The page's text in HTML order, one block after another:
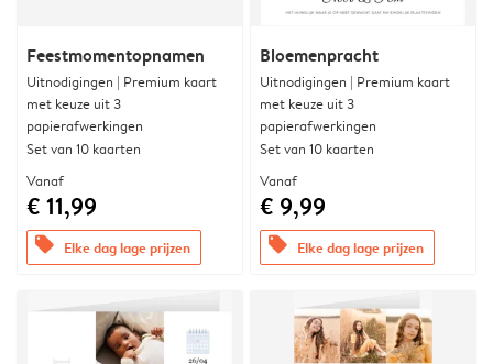
Feestmomentopnamen
Uitnodigingen | Premium kaart
met keuze uit 3
papierafwerkingen
Set van 10 kaarten
Vanaf
€ 11,99
offers Elke dag lage prijzen
Bloemenpracht
Uitnodigingen | Premium kaart
met keuze uit 3
papierafwerkingen
Set van 10 kaarten
Vanaf
€ 9,99
offers Elke dag lage prijzen